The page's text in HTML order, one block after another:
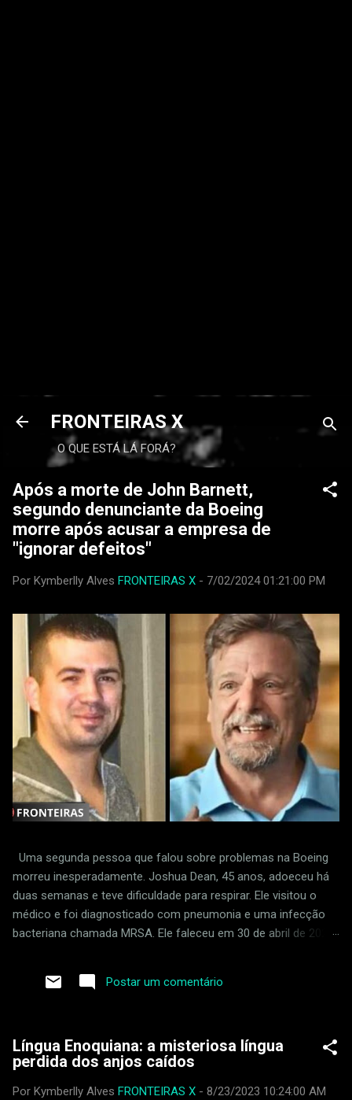
FRONTEIRAS X
O QUE ESTÁ LÁ FORÁ?
Após a morte de John Barnett,
segundo denunciante da Boeing
morre após acusar a empresa de
"ignorar defeitos"
Por Kymberlly Alves FRONTEIRAS X - 7/02/2024 01:21:00 PM
Uma segunda pessoa que falou sobre problemas na Boeing
morreu inesperadamente. Joshua Dean, 45 anos, adoeceu há
duas semanas e teve dificuldade para respirar. Ele visitou o
médico e foi diagnosticado com pneumonia e uma infecção
bacteriana chamada MRSA. Ele faleceu em 30 de abril de 2024.
padrões frouxos na fábrica da empresa em Wichita, Kansas.
Ele acusou um fornecedor da Boeing de ignorar defeitos na
peças para a Boeing, chamada Spirit AeroSystems. Ele perdeu
o emprego em abril de 2023. Duas semanas atrás, ele teve
dificuldade para respirar e teve que ir ao hospital. Sua saúde
Postar um comentário
Língua Enoquiana: a misteriosa língua
perdida dos anjos caídos
Por Kymberlly Alves FRONTEIRAS X - 8/23/2023 10:24:00 AM